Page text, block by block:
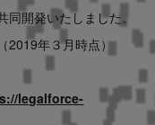
開発いたしました。
2019年３月時点）
legalforce-